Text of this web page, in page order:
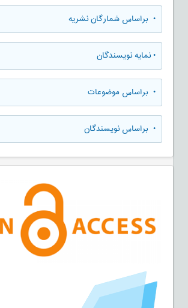
• براساس شمارگان نشریه
•نمایه نویسندگان
• براساس موضوعات
• براساس نویسندگان